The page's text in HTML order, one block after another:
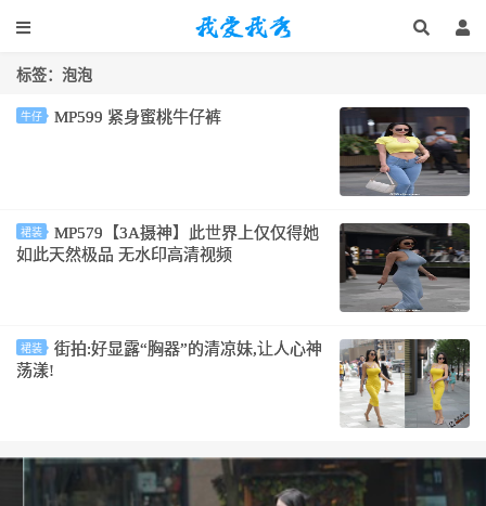
标签：泡泡
牛仔 MP599 紧身蜜桃牛仔裤
裙装
MP579【3A摄神】此世界上仅仅得她
如此天然极品 无水印高清视频
裙装
街拍:好显露“胸器”的清凉妹,让人心神
荡漾!